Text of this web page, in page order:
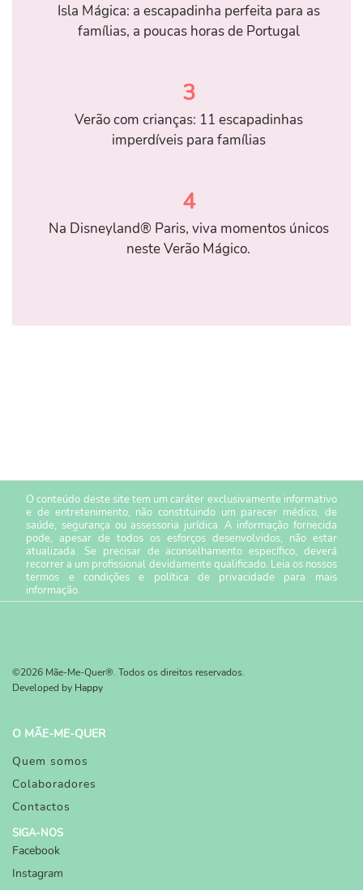
Isla Mágica: a escapadinha perfeita para as
famílias, a poucas horas de Portugal
3
Verão com crianças: 11 escapadinhas
imperdíveis para famílias
4
Na Disneyland® Paris, viva momentos únicos
neste Verão Mágico.
O conteúdo deste site tem um caráter exclusivamente informativo
e de entretenimento, não constituindo um parecer médico, de
saúde, segurança ou assessoria jurídica. A informação fornecida
pode, apesar de todos os esforços desenvolvidos, não estar
atualizada. Se precisar de aconselhamento específico, deverá
recorrer a um profissional devidamente qualificado. Leia os nossos
termos e condiçõese política de privacidade para mais
informação.
©2026 Mãe-Me-Quer®. Todos os direitos reservados.
Developed by Happy
O MÃE-ME-QUER
Quem somos
Colaboradores
Contactos
SIGA-NOS
Facebook
Instagram